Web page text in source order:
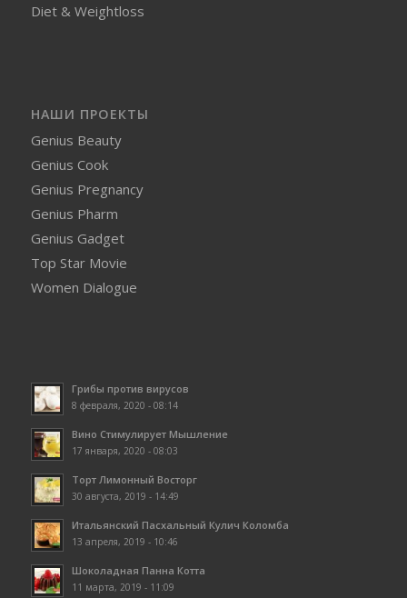
Diet & Weightloss
НАШИ ПРОЕКТЫ
Genius Beauty
Genius Cook
Genius Pregnancy
Genius Pharm
Genius Gadget
Top Star Movie
Women Dialogue
Грибы против вирусов
8 февраля, 2020 - 08:14
Вино Стимулирует Мышление
17 января, 2020 - 08:03
Торт Лимонный Восторг
30 августа, 2019 - 14:49
Итальянский Пасхальный Кулич Коломба
13 апреля, 2019 - 10:46
Шоколадная Панна Котта
11 марта, 2019 - 11:09